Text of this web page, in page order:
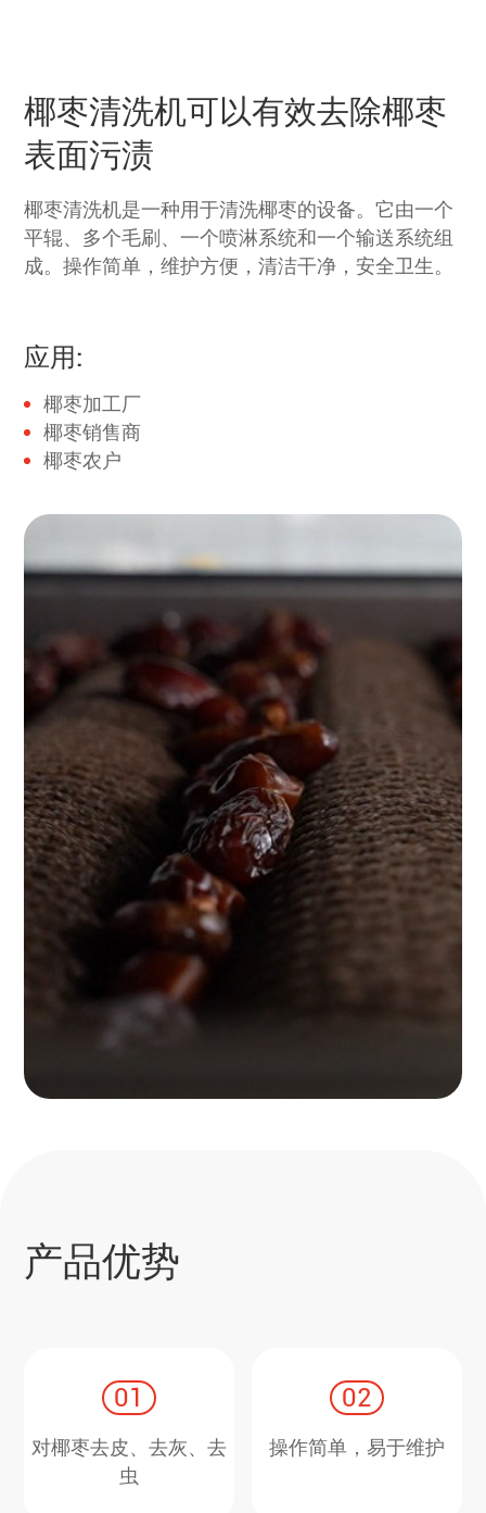
椰枣清洗机可以有效去除椰枣
表面污渍
椰枣清洗机是一种用于清洗椰枣的设备。它由一个
平辊、多个毛刷、一个喷淋系统和一个输送系统组
成。操作简单，维护方便，清洁干净，安全卫生。
应用:
椰枣加工厂
椰枣销售商
椰枣农户
产品优势
01
对椰枣去皮、去灰、去
虫
02
操作简单，易于维护